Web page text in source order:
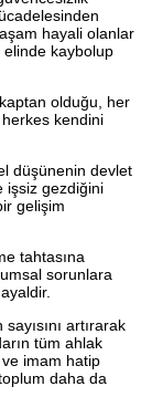
hayali olanlar
elinde kaybolup
olduğu, her
herkes kendini
düşünenin devlet
işsiz gezdiğini
gelişim
tahtasına
sorunlara
artırarak
tüm ahlak
imam hatip
toplum daha da